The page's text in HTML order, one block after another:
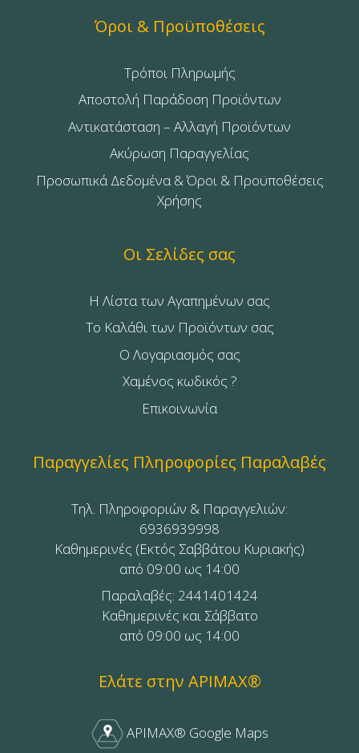
Όροι & Προϋποθέσεις
Τρόποι Πληρωμής
Αποστολή Παράδοση Προϊόντων
Αντικατάσταση – Αλλαγή Προϊόντων
Ακύρωση Παραγγελίας
Προσωπικά Δεδομένα & Όροι & Προϋποθέσεις
Χρήσης
Οι Σελίδες σας
Η Λίστα των Αγαπημένων σας
Το Καλάθι των Προϊόντων σας
Ο Λογαριασμός σας
Χαμένος κωδικός ?
Επικοινωνία
Παραγγελίες Πληροφορίες Παραλαβές
Τηλ. Πληροφοριών & Παραγγελιών:
6936939998
Καθημερινές (Εκτός Σαββάτου Κυριακής)
από 09:00 ως 14:00
Παραλαβές: 2441401424
Καθημερινές και Σάββατο
από 09:00 ως 14:00
Ελάτε στην APIMAX®
APIMAX® Google Maps